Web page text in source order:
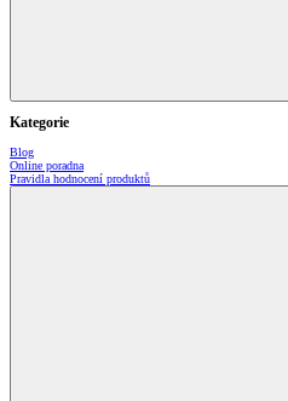
Kategorie
Blog
Online poradna
Pravidla hodnocení produktů